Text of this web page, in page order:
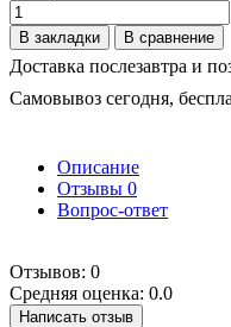
В закладки
В сравнение
Доставка послезавтра и
Самовывоз сегодня,
Описание
Отзывы 0
Вопрос-ответ
Отзывов: 0
Средняя оценка: 0.0
Написать отзыв